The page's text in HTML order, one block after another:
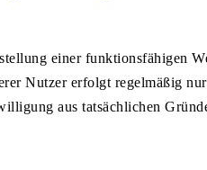
einer funktionsfähigen
Nutzer erfolgt regelmäßig
aus tatsächlichen